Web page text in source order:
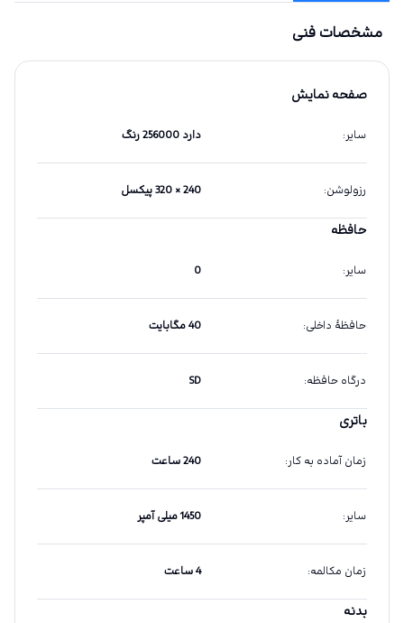
مشخصات فنی
صفحه نمایش
سایر: دارد 256000 رنگ
رزولوشن: 240 × 320 پیکسل
حافظه
سایر:
0
حافظهٔ داخلی: 40 مگابایت
درگاه حافظه:
SD
باتری
زمان آماده به کار: 240 ساعت
سایر: 1450 میلی آمپر
زمان مکالمه: 4 ساعت
بدنه